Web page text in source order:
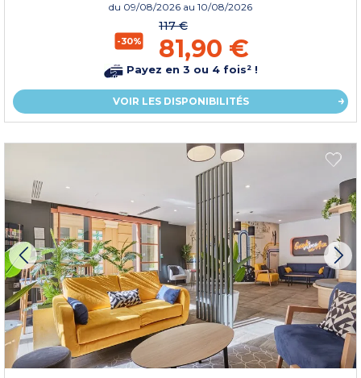
du 09/08/2026 au 10/08/2026
-30%
117 €
81,90 €
Payez en 3 ou 4 fois² !
VOIR LES DISPONIBILITÉS